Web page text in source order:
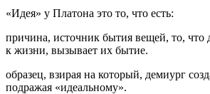
«Идея» у Платона это то, что есть:
причина, источник бытия вещей, то, что
к жизни, вызывает их бытие.
образец, взирая на который, демиург
подражая «идеальному».